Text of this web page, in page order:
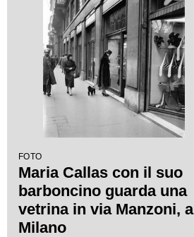
FOTO
Maria Callas con il suo
barboncino guarda una
vetrina in via Manzoni, a
Milano